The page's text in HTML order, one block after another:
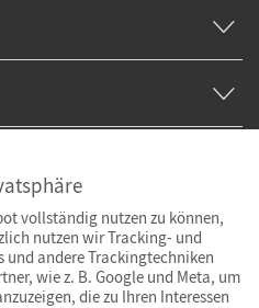
vollständig nutzen zu können,
nutzen wir Tracking- und
und andere Trackingtechniken
wie z. B. Google und Meta, um
die zu Ihren Interessen